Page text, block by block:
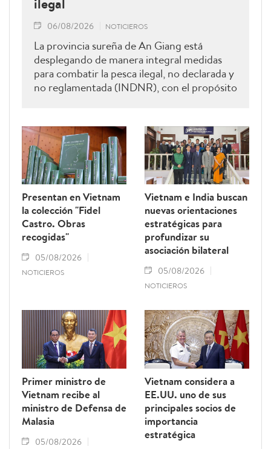
06/08/2026 NOTICIEROS
La provincia sureña de An Giang está
desplegando de manera integral medidas
para combatir la pesca ilegal, no declarada y
no reglamentada (INDNR), con el propósito
advertencia de la “tarjeta amarilla” impuesta
por la Comisión Europea y reforzar el
prestigio del sector pesquero vietnamita.
Presentan en Vietnam
la colección "Fidel
Castro. Obras
recogidas"
05/08/2026
NOTICIEROS
Vietnam e India buscan
nuevas orientaciones
estratégicas para
profundizar su
asociación bilateral
05/08/2026
NOTICIEROS
Primer ministro de
Vietnam recibe al
ministro de Defensa de
Malasia
05/08/2026
Vietnam considera a
EE.UU. uno de sus
principales socios de
importancia
estratégica